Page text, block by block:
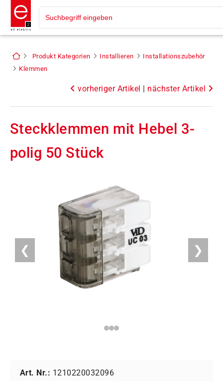
Produkt Kategorien Installieren
Installationszubehör
Klemmen
vorheriger Artikel | nächster Artikel
Steckklemmen mit Hebel 3-
polig 50 Stück
❮ ❯
Art. Nr.: 1210220032096